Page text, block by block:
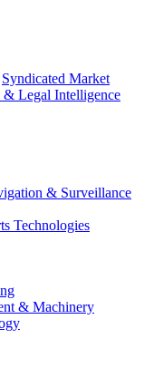
Syndicated Market
& Legal Intelligence
& Surveillance
Technologies
& Machinery